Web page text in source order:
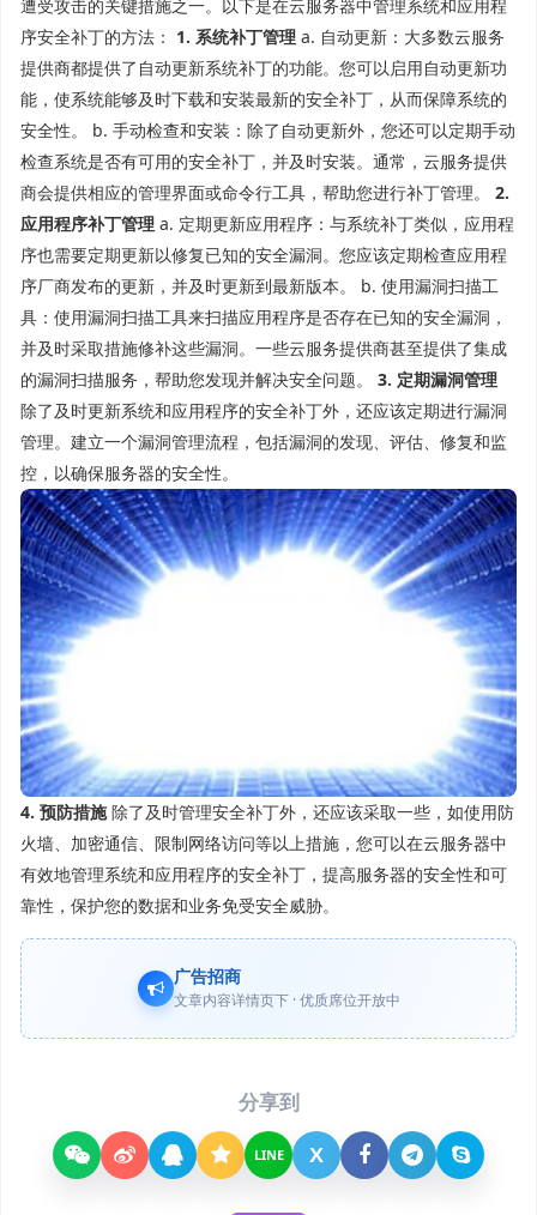
遭受攻击的关键措施之一。以下是在云服务器中管理系统和应用程
序安全补丁的方法： 1. 系统补丁管理 a. 自动更新：大多数云服务
提供商都提供了自动更新系统补丁的功能。您可以启用自动更新功
能，使系统能够及时下载和安装最新的安全补丁，从而保障系统的
安全性。 b. 手动检查和安装：除了自动更新外，您还可以定期手动
检查系统是否有可用的安全补丁，并及时安装。通常，云服务提供
商会提供相应的管理界面或命令行工具，帮助您进行补丁管理。 2.
应用程序补丁管理 a. 定期更新应用程序：与系统补丁类似，应用程
序也需要定期更新以修复已知的安全漏洞。您应该定期检查应用程
序厂商发布的更新，并及时更新到最新版本。 b. 使用漏洞扫描工
具：使用漏洞扫描工具来扫描应用程序是否存在已知的安全漏洞，
并及时采取措施修补这些漏洞。一些云服务提供商甚至提供了集成
的漏洞扫描服务，帮助您发现并解决安全问题。 3. 定期漏洞管理
除了及时更新系统和应用程序的安全补丁外，还应该定期进行漏洞
管理。建立一个漏洞管理流程，包括漏洞的发现、评估、修复和监
控，以确保服务器的安全性。
4. 预防措施除了及时管理安全补丁外，还应该采取一些，如使用防
火墙、加密通信、限制网络访问等以上措施，您可以在云服务器中
有效地管理系统和应用程序的安全补丁，提高服务器的安全性和可
靠性，保护您的数据和业务免受安全威胁。
广告招商
文章内容详情页下 · 优质席位开放中
分享到
LINE X